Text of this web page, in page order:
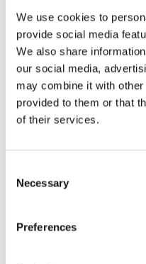
We use cookies to
provide social media
We also share
our social media,
may combine it with
provided to them or that
of their services.
Selection
Necessary
Preferences